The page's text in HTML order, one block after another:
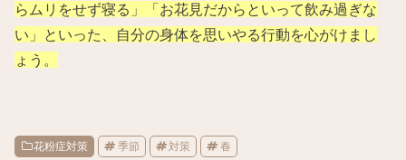
らムリをせず寝る」「お花見だからといって飲み過ぎな
い」といった、自分の身体を思いやる行動を心がけまし
ょう。
花粉症対策 季節 対策 春